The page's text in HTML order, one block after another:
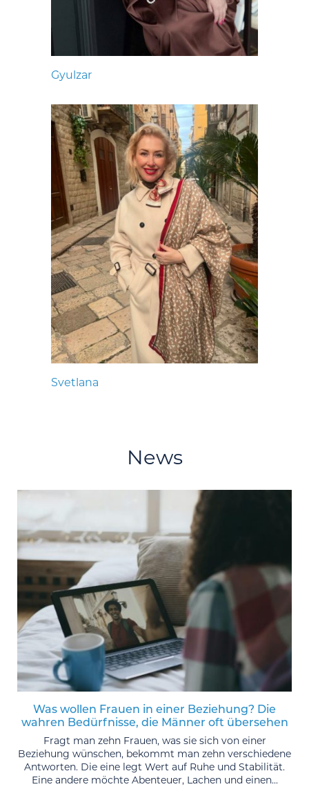
Gyulzar
Svetlana
News
Was wollen Frauen in einer Beziehung? Die
wahren Bedürfnisse, die Männer oft übersehen
Fragt man zehn Frauen, was sie sich von einer
Beziehung wünschen, bekommt man zehn verschiedene
Antworten. Die eine legt Wert auf Ruhe und Stabilität.
Eine andere möchte Abenteuer, Lachen und einen...